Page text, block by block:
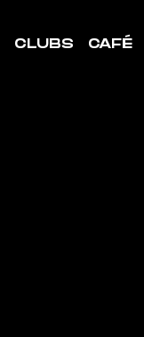
CLUBS CAFÉ